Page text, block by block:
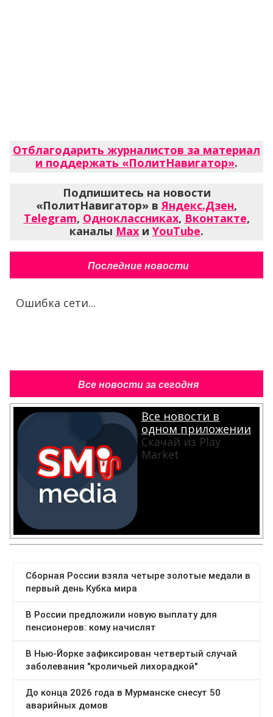
Отблагодарить журналистов за материал
и поддержать «ПолитНавигатор».
Подпишитесь на новости
«ПолитНавигатор» вЯндекс.Дзен,
Telegram, Одноклассниках, Вконтакте,
каналы Max и YouTube.
Последние новости
Ошибка сети...
Все новости за сегодня
Все новости в
одном приложении
Скачай из Play
Market